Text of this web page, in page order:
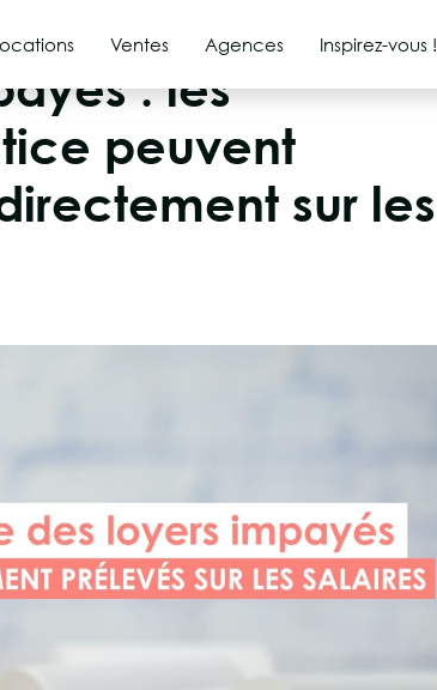
Ventes Agences Inspirez-vous !
: les
peuvent
sur les